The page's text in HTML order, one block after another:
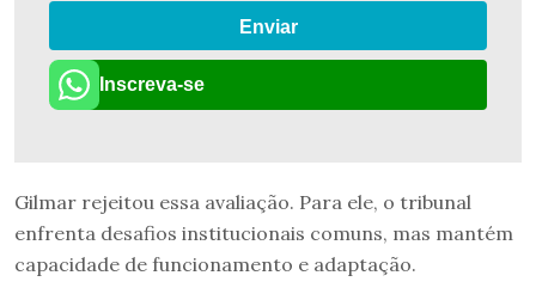
Enviar
Inscreva-se
Gilmar rejeitou essa avaliação. Para ele, o tribunal
enfrenta desafios institucionais comuns, mas mantém
capacidade de funcionamento e adaptação.